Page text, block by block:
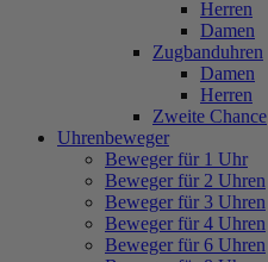
Herren
Damen
Zugbanduhren
Damen
Herren
Zweite Chance
Uhrenbeweger
Beweger für 1 Uhr
Beweger für 2 Uhren
Beweger für 3 Uhren
Beweger für 4 Uhren
Beweger für 6 Uhren